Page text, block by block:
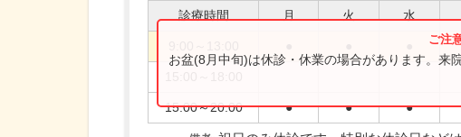
診療時間 月 火 水
15:00～20:00 ● ● ●
お盆(8月中旬)は休診・休業の場合があります。来